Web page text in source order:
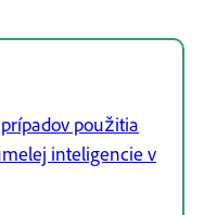
použitia
inteligencie v